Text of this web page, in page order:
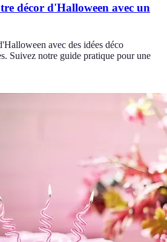
décor d'Halloween avec un
avec des idées déco
Suivez notre guide pratique pour une